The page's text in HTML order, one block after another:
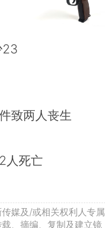
23
致两人丧生
人死亡
媒及/或相关权利人专属
、摘编、复制及建立镜